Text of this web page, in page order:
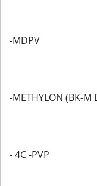
-MDPV
-METHYLON (BK-M
- 4C -PVP